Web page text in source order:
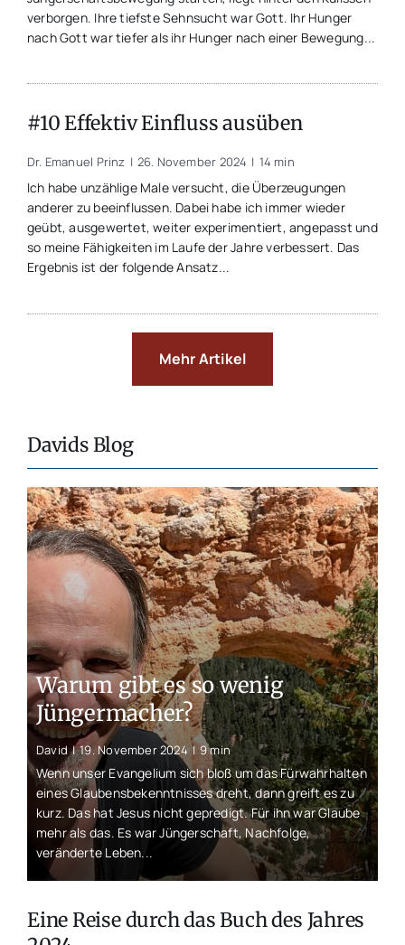
verborgen. Ihre tiefste Sehnsucht war Gott. Ihr Hunger
nach Gott war tiefer als ihr Hunger nach einer Bewegung...
#10 Effektiv Einfluss ausüben
Dr. Emanuel Prinz | 26. November 2024 | 14 min
Ich habe unzählige Male versucht, die Überzeugungen
anderer zu beeinflussen. Dabei habe ich immer wieder
geübt, ausgewertet, weiter experimentiert, angepasst und
so meine Fähigkeiten im Laufe der Jahre verbessert. Das
Ergebnis ist der folgende Ansatz...
Mehr Artikel
Davids Blog
Warum gibt es so wenig
Jüngermacher?
David | 19. November 2024 | 9 min
Wenn unser Evangelium sich bloß um das Fürwahrhalten
eines Glaubensbekenntnisses dreht, dann greift es zu
kurz. Das hat Jesus nicht gepredigt. Für ihn war Glaube
mehr als das. Es war Jüngerschaft, Nachfolge,
veränderte Leben...
Eine Reise durch das Buch des Jahres